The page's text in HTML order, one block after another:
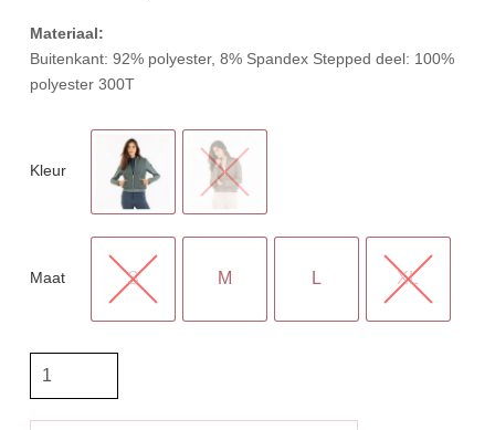
Materiaal:
Buitenkant: 92% polyester, 8% Spandex Stepped deel: 100%
polyester 300T
Kleur
Maat S M L XL